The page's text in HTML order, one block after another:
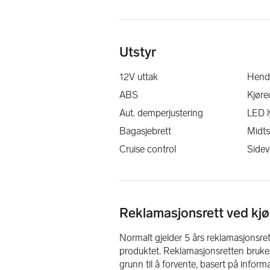
Ta kontakt for mer informasjon eller
Utstyr
12V uttak
ABS
Aut. demperjustering
Bagasjebrett
Cruise control
LED
Reklamasjonsrett ved
Normalt gjelder 5 års
produktet. Reklamasjonsretten
grunn til å forvente, basert på